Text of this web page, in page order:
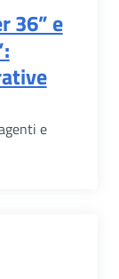
36” e
e